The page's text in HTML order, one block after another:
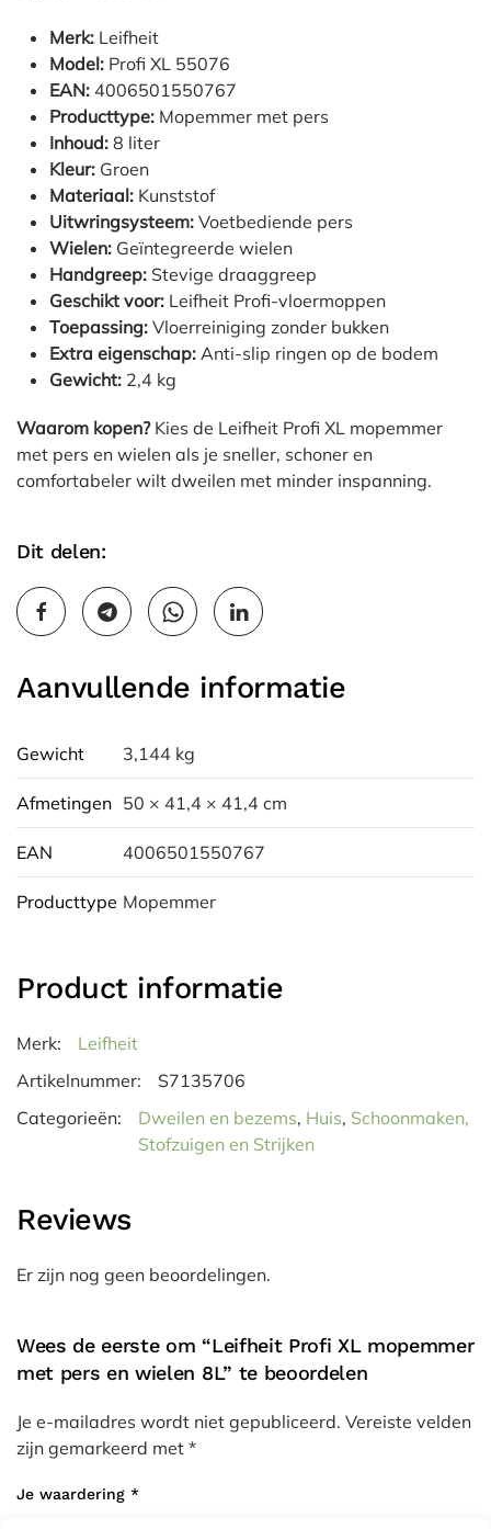
Merk: Leifheit
Model: Profi XL 55076
EAN: 4006501550767
Producttype: Mopemmer met pers
Inhoud: 8 liter
Kleur: Groen
Materiaal: Kunststof
Uitwringsysteem: Voetbediende pers
Wielen: Geïntegreerde wielen
Handgreep: Stevige draaggreep
Geschikt voor: Leifheit Profi-vloermoppen
Toepassing: Vloerreiniging zonder bukken
Extra eigenschap: Anti-slip ringen op de bodem
Gewicht: 2,4 kg
Waarom kopen?Kies de Leifheit Profi XL mopemmer
met pers en wielen als je sneller, schoner en
comfortabeler wilt dweilen met minder inspanning.
Dit delen:
Aanvullende informatie
Gewicht 3,144 kg
Afmetingen 50 × 41,4 × 41,4 cm
EAN 4006501550767
Producttype Mopemmer
Product informatie
Merk:
Leifheit
Artikelnummer:
S7135706
Categorieën:
Dweilen en bezems, Huis, Schoonmaken,
Stofzuigen en Strijken
Reviews
Er zijn nog geen beoordelingen.
Wees de eerste om “Leifheit Profi XL mopemmer
met pers en wielen 8L” te beoordelen
Je e-mailadres wordt niet gepubliceerd. Vereiste velden
zijn gemarkeerd met *
Je waardering *